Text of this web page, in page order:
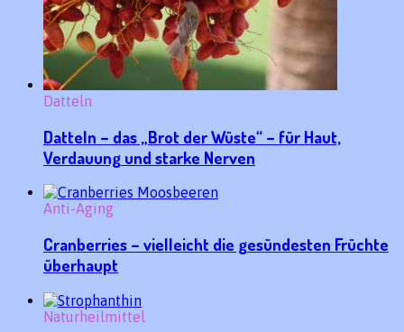
Datteln
Datteln – das „Brot der Wüste“ – für Haut,
Verdauung und starke Nerven
Anti-Aging
Cranberries – vielleicht die gesündesten Früchte
überhaupt
Naturheilmittel